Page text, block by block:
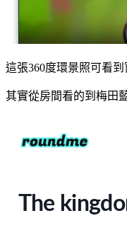
這張360度環景照可看到
其實從房間看的到梅田